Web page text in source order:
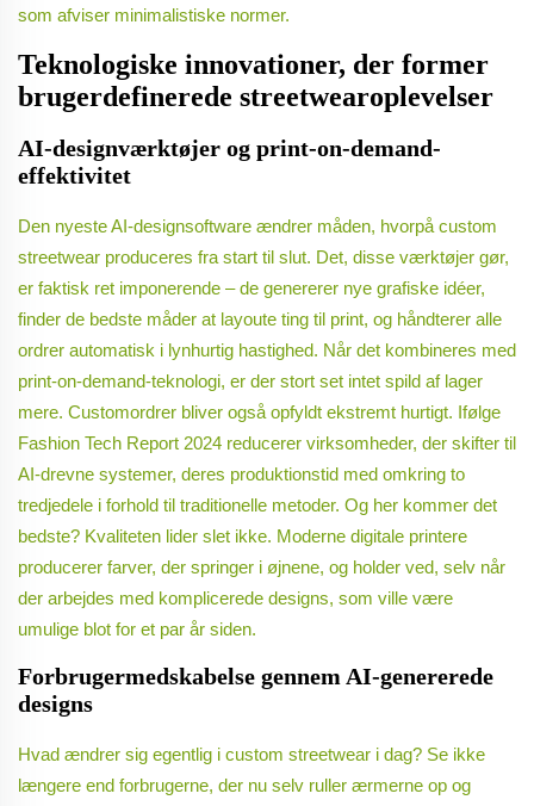
som afviser minimalistiske normer.
Teknologiske innovationer, der former
brugerdefinerede streetwearoplevelser
AI-designværktøjer og print-on-demand-
effektivitet
Den nyeste AI-designsoftware ændrer måden, hvorpå custom
streetwear produceres fra start til slut. Det, disse værktøjer gør,
er faktisk ret imponerende – de genererer nye grafiske idéer,
finder de bedste måder at layoute ting til print, og håndterer alle
ordrer automatisk i lynhurtig hastighed. Når det kombineres med
print-on-demand-teknologi, er der stort set intet spild af lager
mere. Customordrer bliver også opfyldt ekstremt hurtigt. Ifølge
Fashion Tech Report 2024 reducerer virksomheder, der skifter til
AI-drevne systemer, deres produktionstid med omkring to
tredjedele i forhold til traditionelle metoder. Og her kommer det
bedste? Kvaliteten lider slet ikke. Moderne digitale printere
producerer farver, der springer i øjnene, og holder ved, selv når
der arbejdes med komplicerede designs, som ville være
umulige blot for et par år siden.
Forbrugermedskabelse gennem AI-genererede
designs
Hvad ændrer sig egentlig i custom streetwear i dag? Se ikke
længere end forbrugerne, der nu selv ruller ærmerne op og